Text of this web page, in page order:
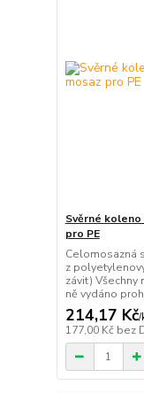
Svěrné
pro PE
Celomosazná
z
závit) Všechny
ně vydáno
214,17 Kč/
177,00 Kč bez